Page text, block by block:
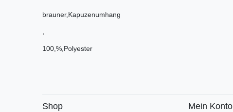
brauner,Kapuzenumhang
,
100,%,Polyester
Shop Mein Konto